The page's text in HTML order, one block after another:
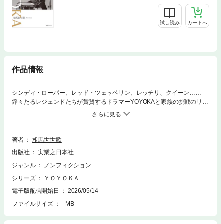
試し読み カートへ
作品情報
シンディ・ローパー、レッド・ツェッペリン、レッチリ、クイーン……
錚々たるレジェンドたちが賞賛するドラマーYOYOKAと家族の挑戦のリア
ルを描く、激動の渡米ノンフィクション！1歳半でドラムをはじめ、8歳で
世界にその才能が発見された。その可能性を最大限に伸ばし夢を掴むた
め、父は公務員という安定した職業を手放し、家族4人でアメリカへ移住--
-しかし、「天才少女」と世界に称えられる裏側で彼女を待っていたのは、
カでの過酷な日々だった。伝説のレジェンドたちとの交流から、泥臭い奮
闘の記録まで。その才能はどのように生まれ、なぜ彼女はアメリカで挑戦
動の渡米ノンフィクション。
著者
相馬世世歌
出版社
実業之日本社
ジャンル
ノンフィクション
シリーズ
ＹＯＹＯＫＡ
電子版配信開始日
2026/05/14
ファイルサイズ
- MB